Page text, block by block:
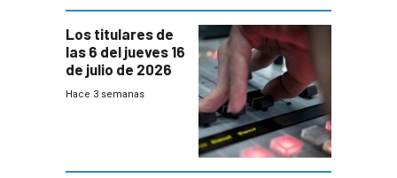
Los titulares de
las 6 del jueves 16
de julio de 2026
Hace 3 semanas